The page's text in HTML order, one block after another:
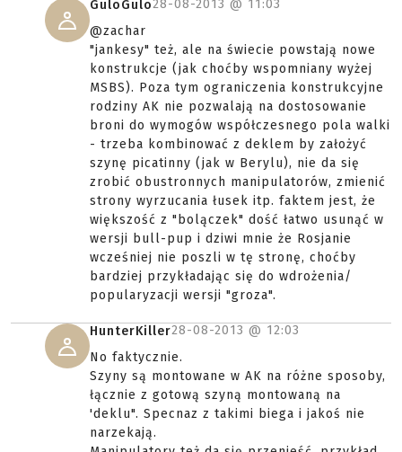
GuloGulo28-08-2013 @ 11:03
@zachar
"jankesy" też, ale na świecie powstają nowe
konstrukcje (jak choćby wspomniany wyżej
MSBS). Poza tym ograniczenia konstrukcyjne
rodziny AK nie pozwalają na dostosowanie
broni do wymogów współczesnego pola walki
- trzeba kombinować z deklem by założyć
szynę picatinny (jak w Berylu), nie da się
zrobić obustronnych manipulatorów, zmienić
strony wyrzucania łusek itp. faktem jest, że
większość z "bolączek" dość łatwo usunąć w
wersji bull-pup i dziwi mnie że Rosjanie
wcześniej nie poszli w tę stronę, choćby
bardziej przykładając się do wdrożenia/
popularyzacji wersji "groza".
HunterKiller28-08-2013 @ 12:03
No faktycznie.
Szyny są montowane w AK na różne sposoby,
łącznie z gotową szyną montowaną na
'deklu". Specnaz z takimi biega i jakoś nie
narzekają.